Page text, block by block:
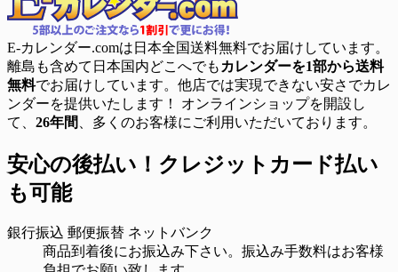
E-カレンダー.comは日本全国送料無料でお届けしています。
離島も含めて日本国内どこへでも カレンダーを1部から送料
無料でお届けしています。他店では実現できない安さでカレ
ンダーを提供いたします！ オンラインショップを開設し
て、 26年間 、多くのお客様にご利用いただいております。
安心の後払い！クレジットカード払い
も可能
銀行振込 郵便振替 ネットバンク
商品到着後にお振込み下さい。振込み手数料はお客様